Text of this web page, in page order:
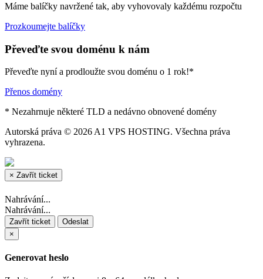
Máme balíčky navržené tak, aby vyhovovaly každému rozpočtu
Prozkoumejte balíčky
Převeďte svou doménu k nám
Převeďte nyní a prodloužte svou doménu o 1 rok!*
Přenos domény
* Nezahrnuje některé TLD a nedávno obnovené domény
Autorská práva © 2026 A1 VPS HOSTING. Všechna práva
vyhrazena.
× Zavřít ticket
Nahrávání...
Nahrávání...
Zavřít ticket
Odeslat
×
Generovat heslo